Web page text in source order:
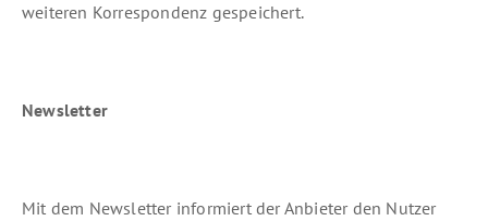
weiteren Korrespondenz gespeichert.
Newsletter
Mit dem Newsletter informiert der Anbieter den Nutzer